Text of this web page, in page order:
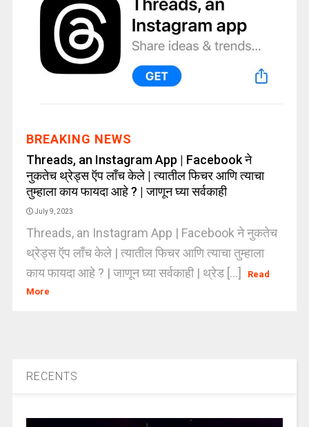
BREAKING NEWS
Threads, an Instagram App | Facebook ने
नुकतेच थ्रेड्स ऍप लाँच केले | त्यातील फिचर आणि त्याचा
तुम्हाला काय फायदा आहे ? | जाणून घ्या सर्वकाही
July 9, 2023
Threads, an Instagram App | Facebook ने नुकतेच
थ्रेड्स ऍप लाँच केले | त्यातील फिचर आणि त्याचा तुम्हाला
काय फायदा आहे ? | जाणून घ्या सर्वकाही | थ्रेड [...]
Read
More
RECENTS